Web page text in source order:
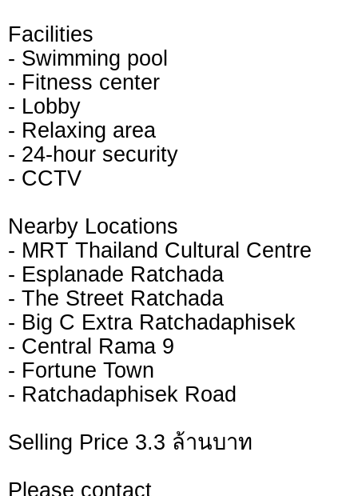
Facilities
- Swimming pool
- Fitness center
- Lobby
- Relaxing area
- 24-hour security
- CCTV
Nearby Locations
- MRT Thailand Cultural Centre
- Esplanade Ratchada
- The Street Ratchada
- Big C Extra Ratchadaphisek
- Central Rama 9
- Fortune Town
- Ratchadaphisek Road
Selling Price 3.3 ล้านบาท
Please contact